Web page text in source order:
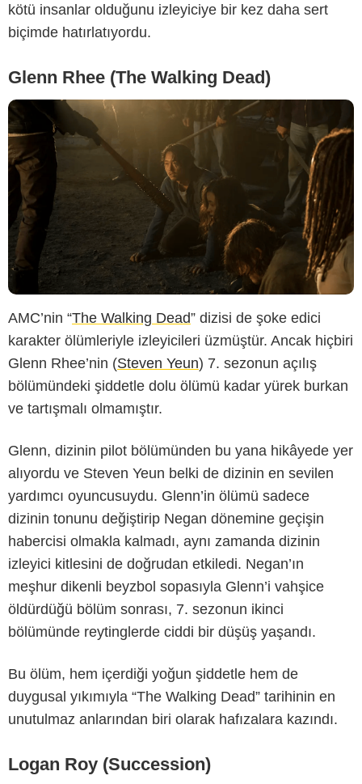
kötü insanlar olduğunu izleyiciye bir kez daha sert
biçimde hatırlatıyordu.
Glenn Rhee (The Walking Dead)
AMC’nin “The Walking Dead” dizisi de şoke edici
karakter ölümleriyle izleyicileri üzmüştür. Ancak hiçbiri
Glenn Rhee’nin (Steven Yeun) 7. sezonun açılış
bölümündeki şiddetle dolu ölümü kadar yürek burkan
ve tartışmalı olmamıştır.
Glenn, dizinin pilot bölümünden bu yana hikâyede yer
alıyordu ve Steven Yeun belki de dizinin en sevilen
yardımcı oyuncusuydu. Glenn’in ölümü sadece
dizinin tonunu değiştirip Negan dönemine geçişin
habercisi olmakla kalmadı, aynı zamanda dizinin
izleyici kitlesini de doğrudan etkiledi. Negan’ın
meşhur dikenli beyzbol sopasıyla Glenn’i vahşice
öldürdüğü bölüm sonrası, 7. sezonun ikinci
bölümünde reytinglerde ciddi bir düşüş yaşandı.
Bu ölüm, hem içerdiği yoğun şiddetle hem de
duygusal yıkımıyla “The Walking Dead” tarihinin en
unutulmaz anlarından biri olarak hafızalara kazındı.
Logan Roy (Succession)